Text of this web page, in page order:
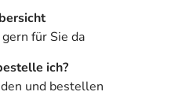
den Wirkstoff Macrogol
Salze oder andere
Herstellers
für Sie da
ich?
und bestellen